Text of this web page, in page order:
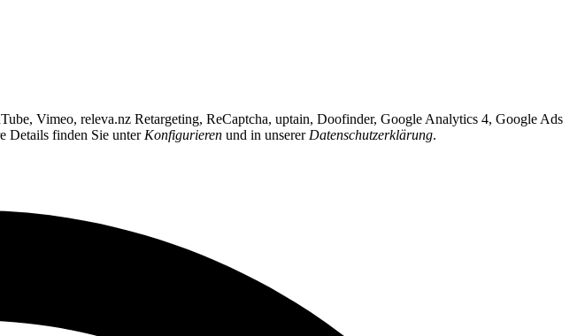
Vimeo, releva.nz Retargeting, ReCaptcha, uptain, Doofinder, Google Analytics 4, Google Ads
Details finden Sie unter Konfigurieren und in unserer Datenschutzerklärung.